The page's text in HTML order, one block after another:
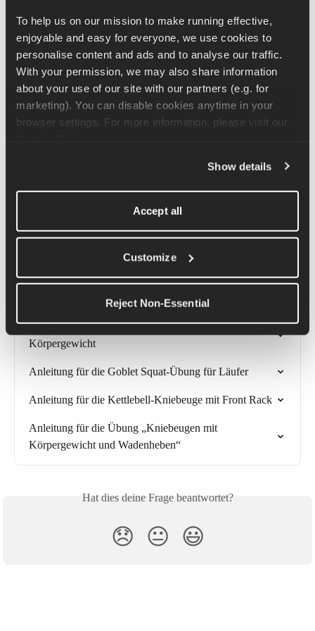
To help us on our mission to make running effective,
enjoyable and easy for everyone, we use cookies to
personalise content and ads and to analyse our traffic.
With your permission, we may also share information
about your use of our site with our partners (e.g. for
marketing). You can disable cookies anytime in your
Show details
Accept all
Customize
Reject Non-Essential
halten, weil man sie nur auf einer Seite macht.
Mach dich bereit, indem du eine einzelne Kettlebell in die Front
Rack Position bringst und sie ganz nah an deiner Brust hältst.
Deine Füße sollten in einer normalen Kniebeugeposition stehen
– die Füße etwas weiter als hüftbreit auseinander und die Zehen
nach außen zeigen. Von hier aus gehst du in die Hocke und
leicht passieren kann. Du kannst deinen anderen Arm zur
Verwandte Artikel
Anleitung für die einarmige Reißübung
Anleitung für Kniebeugen mit dem eigenen
Körpergewicht
Anleitung für die Goblet Squat-Übung für Läufer
Anleitung für die Kettlebell-Kniebeuge mit Front Rack
Anleitung für die Übung „Kniebeugen mit
Körpergewicht und Wadenheben“
Hat dies deine Frage beantwortet?
😞 😐 😃